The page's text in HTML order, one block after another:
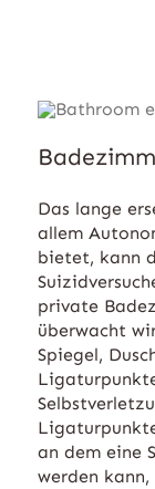
Das lange
allem
bietet, kann
private
überwacht
Spiegel,
an dem eine
werden